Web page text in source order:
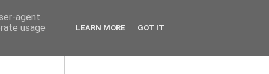
agent
usage
LEARN MORE GOT IT